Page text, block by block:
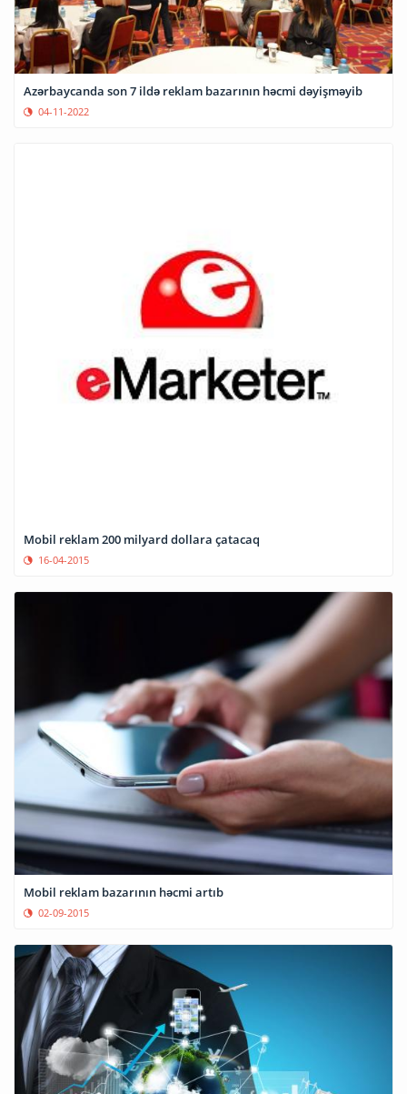
Azərbaycanda son 7 ildə reklam bazarının həcmi dəyişməyib
04-11-2022
Mobil reklam 200 milyard dollara çatacaq
16-04-2015
Mobil reklam bazarının həcmi artıb
02-09-2015